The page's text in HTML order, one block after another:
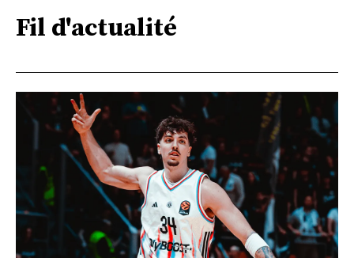
Fil d'actualité